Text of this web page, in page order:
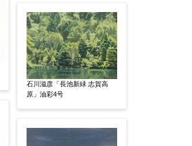
石川滋彦「長池新緑 志賀高
原」油彩4号